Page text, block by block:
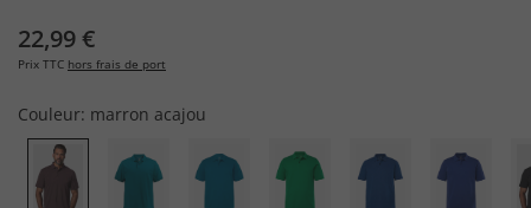
22,99 €
Prix TTC hors frais de port
Couleur: marron acajou